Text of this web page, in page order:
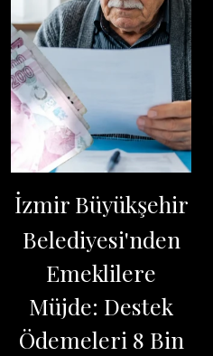
İzmir Büyükşehir
Belediyesi'nden
Emeklilere
Müjde: Destek
Ödemeleri 8 Bin